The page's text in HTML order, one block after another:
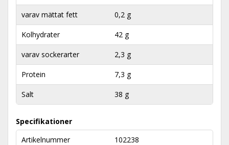
varav mättat fett 0,2 g
Kolhydrater 42 g
varav sockerarter 2,3 g
Protein 7,3 g
Salt 38 g
Specifikationer
Artikelnummer
102238